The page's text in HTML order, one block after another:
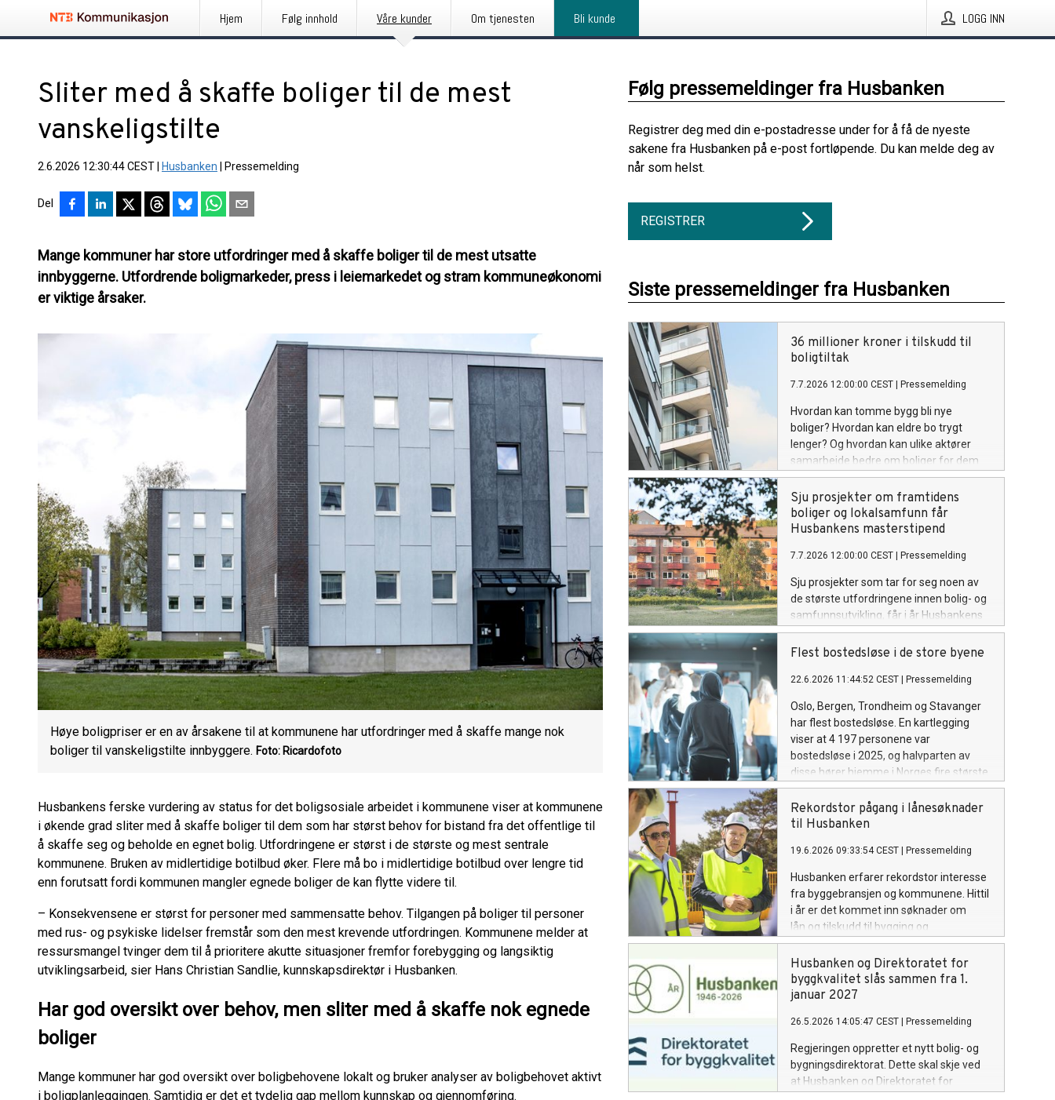
Hjem Følg innhold Våre kunder Om tjenesten Bli kunde LOGG INN
Sliter med å skaffe boliger til de mest
vanskeligstilte
2.6.2026 12:30:44 CEST Husbanken Pressemelding
Del
Mange kommuner har store utfordringer med å skaffe boliger til de mest utsatte
innbyggerne. Utfordrende boligmarkeder, press i leiemarkedet og stram kommuneøkonomi
er viktige årsaker.
Høye boligpriser er en av årsakene til at kommunene har utfordringer med å skaffe mange nok
boliger til vanskeligstilte innbyggere. Foto: Ricardofoto
Husbankens ferske vurdering av status for det boligsosiale arbeidet i kommunene viser at kommunene
i økende grad sliter med å skaffe boliger til dem som har størst behov for bistand fra det offentlige til
å skaffe seg og beholde en egnet bolig. Utfordringene er størst i de største og mest sentrale
kommunene. Bruken av midlertidige botilbud øker. Flere må bo i midlertidige botilbud over lengre tid
enn forutsatt fordi kommunen mangler egnede boliger de kan flytte videre til.
– Konsekvensene er størst for personer med sammensatte behov. Tilgangen på boliger til personer
med rus- og psykiske lidelser fremstår som den mest krevende utfordringen. Kommunene melder at
ressursmangel tvinger dem til å prioritere akutte situasjoner fremfor forebygging og langsiktig
utviklingsarbeid, sier Hans Christian Sandlie, kunnskapsdirektør i Husbanken.
Har god oversikt over behov, men sliter med å skaffe nok egnede
boliger
Mange kommuner har god oversikt over boligbehovene lokalt og bruker analyser av boligbehovet aktivt
i boligplanleggingen. Samtidig er det et tydelig gap mellom kunnskap og gjennomføring.
Følg pressemeldinger fra Husbanken
Registrer deg med din e-postadresse under for å få de nyeste
sakene fra Husbanken på e-post fortløpende. Du kan melde deg av
når som helst.
REGISTRER
Siste pressemeldinger fra Husbanken
36 millioner kroner i tilskudd til
boligtiltak
7.7.2026 12:00:00 CEST Pressemelding
Hvordan kan tomme bygg bli nye
boliger? Hvordan kan eldre bo trygt
lenger? Og hvordan kan ulike aktører
samarbeide bedre om boliger for dem
som trenger det mest? Husbanken gir i
år 36 millioner kroner til 47 prosjekter
som skal utvikle og teste nye løsninger
som møter boligpolitiske utfordringer.
Sju prosjekter om framtidens
boliger og lokalsamfunn får
Husbankens masterstipend
7.7.2026 12:00:00 CEST Pressemelding
Sju prosjekter som tar for seg noen av
de største utfordringene innen bolig- og
samfunnsutvikling, får i år Husbankens
masterstipend. Prosjektene spenner fra
aldersvennlige nabolag og bostøtte, til
kommunal boligpolitikk.
Flest bostedsløse i de store byene
22.6.2026 11:44:52 CEST Pressemelding
Oslo, Bergen, Trondheim og Stavanger
har flest bostedsløse. En kartlegging
viser at 4 197 personene var
bostedsløse i 2025, og halvparten av
disse hører hjemme i Norges fire største
byer.
Rekordstor pågang i lånesøknader
til Husbanken
19.6.2026 09:33:54 CEST Pressemelding
Husbanken erfarer rekordstor interesse
fra byggebransjen og kommunene. Hittil
i år er det kommet inn søknader om
lån og tilskudd til bygging og
oppgradering på 27 milliarder kroner. Det
er ti milliarder mer enn på samme tid i
fjor.
Husbanken og Direktoratet for
byggkvalitet slås sammen fra 1.
januar 2027
26.5.2026 14:05:47 CEST Pressemelding
Regjeringen oppretter et nytt bolig- og
bygningsdirektorat. Dette skal skje ved
at Husbanken og Direktoratet for